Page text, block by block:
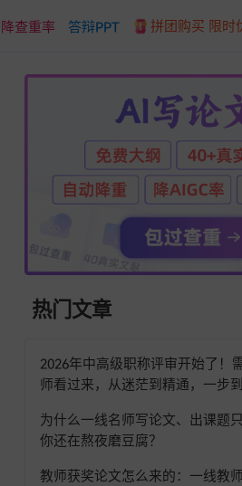
降查重率 答辩PPT 拼团购买 限时
热门文章
2026年中高级职称评审开始了！
师看过来，从迷茫到精通，一步到
为什么一线名师写论文、出课题
你还在熬夜磨豆腐？
教师获奖论文怎么来的：一线教